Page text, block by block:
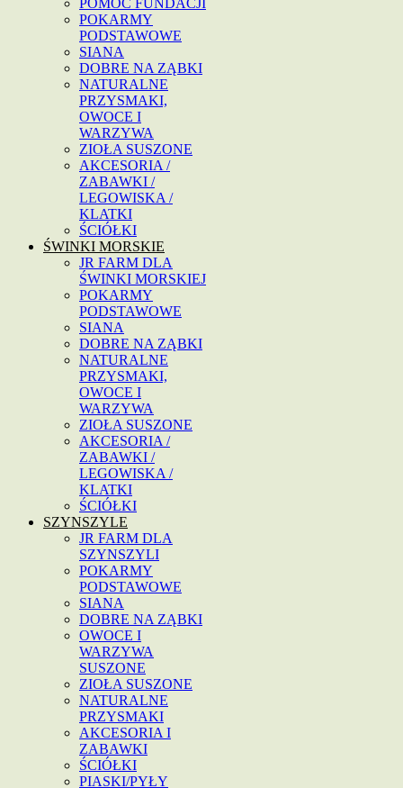
POMOC FUNDACJI
POKARMY
PODSTAWOWE
SIANA
DOBRE NA ZĄBKI
NATURALNE
PRZYSMAKI,
OWOCE I
WARZYWA
ZIOŁA SUSZONE
AKCESORIA /
ZABAWKI /
LEGOWISKA /
KLATKI
ŚCIÓŁKI
ŚWINKI MORSKIE
JR FARM DLA
ŚWINKI MORSKIEJ
POKARMY
PODSTAWOWE
SIANA
DOBRE NA ZĄBKI
NATURALNE
PRZYSMAKI,
OWOCE I
WARZYWA
ZIOŁA SUSZONE
AKCESORIA /
ZABAWKI /
LEGOWISKA /
KLATKI
ŚCIÓŁKI
SZYNSZYLE
JR FARM DLA
SZYNSZYLI
POKARMY
PODSTAWOWE
SIANA
DOBRE NA ZĄBKI
OWOCE I
WARZYWA
SUSZONE
ZIOŁA SUSZONE
NATURALNE
PRZYSMAKI
AKCESORIA I
ZABAWKI
ŚCIÓŁKI
PIASKI/PYŁY